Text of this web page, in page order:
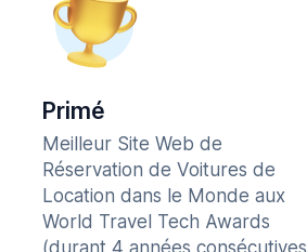
Primé
Meilleur Site Web de
Réservation de Voitures de
Location dans le Monde aux
World Travel Tech Awards
(durant 4 années